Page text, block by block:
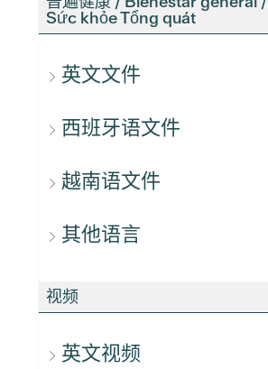
Sức khỏe Tổng quát
英文文件
西班牙语文件
越南语文件
其他语言
视频
英文视频